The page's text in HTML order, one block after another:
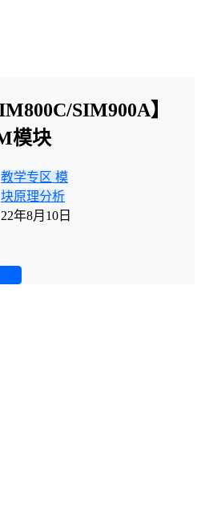
SIM900A】
模块
教学专区 模
块原理分析
22年8月10日